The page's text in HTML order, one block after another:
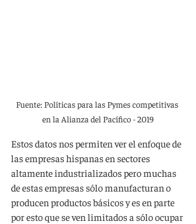
Fuente: Políticas para las Pymes competitivas
en la Alianza del Pacífico - 2019
Estos datos nos permiten ver el enfoque de
las empresas hispanas en sectores
altamente industrializados pero muchas
de estas empresas sólo manufacturan o
producen productos básicos y es en parte
por esto que se ven limitados a sólo ocupar